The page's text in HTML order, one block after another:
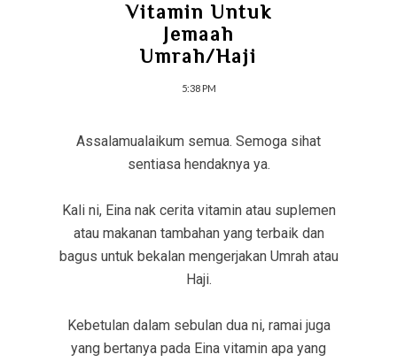
Vitamin Untuk
Jemaah
Umrah/Haji
5:38 PM
Assalamualaikum semua. Semoga sihat
sentiasa hendaknya ya.
Kali ni, Eina nak cerita vitamin atau suplemen
atau makanan tambahan yang terbaik dan
bagus untuk bekalan mengerjakan Umrah atau
Haji.
Kebetulan dalam sebulan dua ni, ramai juga
yang bertanya pada Eina vitamin apa yang